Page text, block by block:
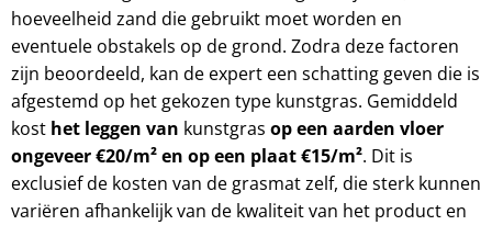
hoeveelheid zand die gebruikt moet worden en
eventuele obstakels op de grond. Zodra deze factoren
zijn beoordeeld, kan de expert een schatting geven die is
afgestemd op het gekozen type kunstgras. Gemiddeld
kost het leggen van kunstgras op een aarden vloer
ongeveer €20/m² en op een plaat €15/m². Dit is
exclusief de kosten van de grasmat zelf, die sterk kunnen
variëren afhankelijk van de kwaliteit van het product en